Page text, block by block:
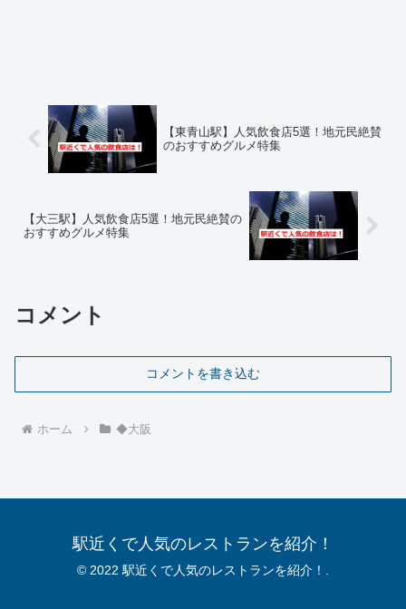
【東青山駅】人気飲食店5選！地元民絶賛
のおすすめグルメ特集
【大三駅】人気飲食店5選！地元民絶賛の
おすすめグルメ特集
コメント
コメントを書き込む
ホーム ◆大阪
駅近くで人気のレストランを紹介！
© 2022 駅近くで人気のレストランを紹介！.